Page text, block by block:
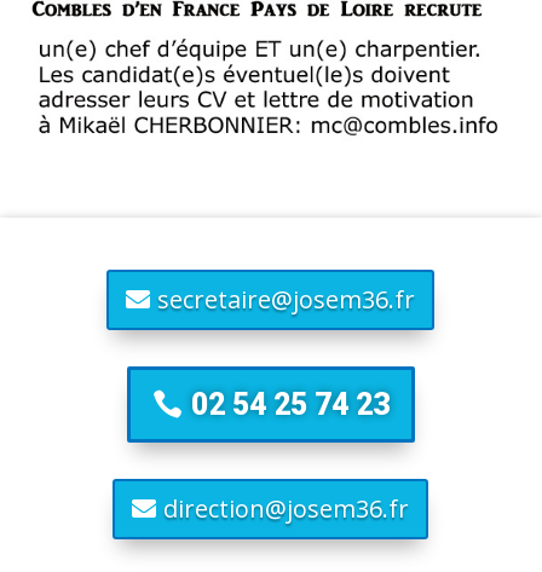
secretaire@josem36.fr
02 54 25 74 23
direction@josem36.fr